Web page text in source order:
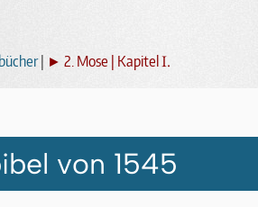
| ► 2. Mose | Kapitel I.
von 1545